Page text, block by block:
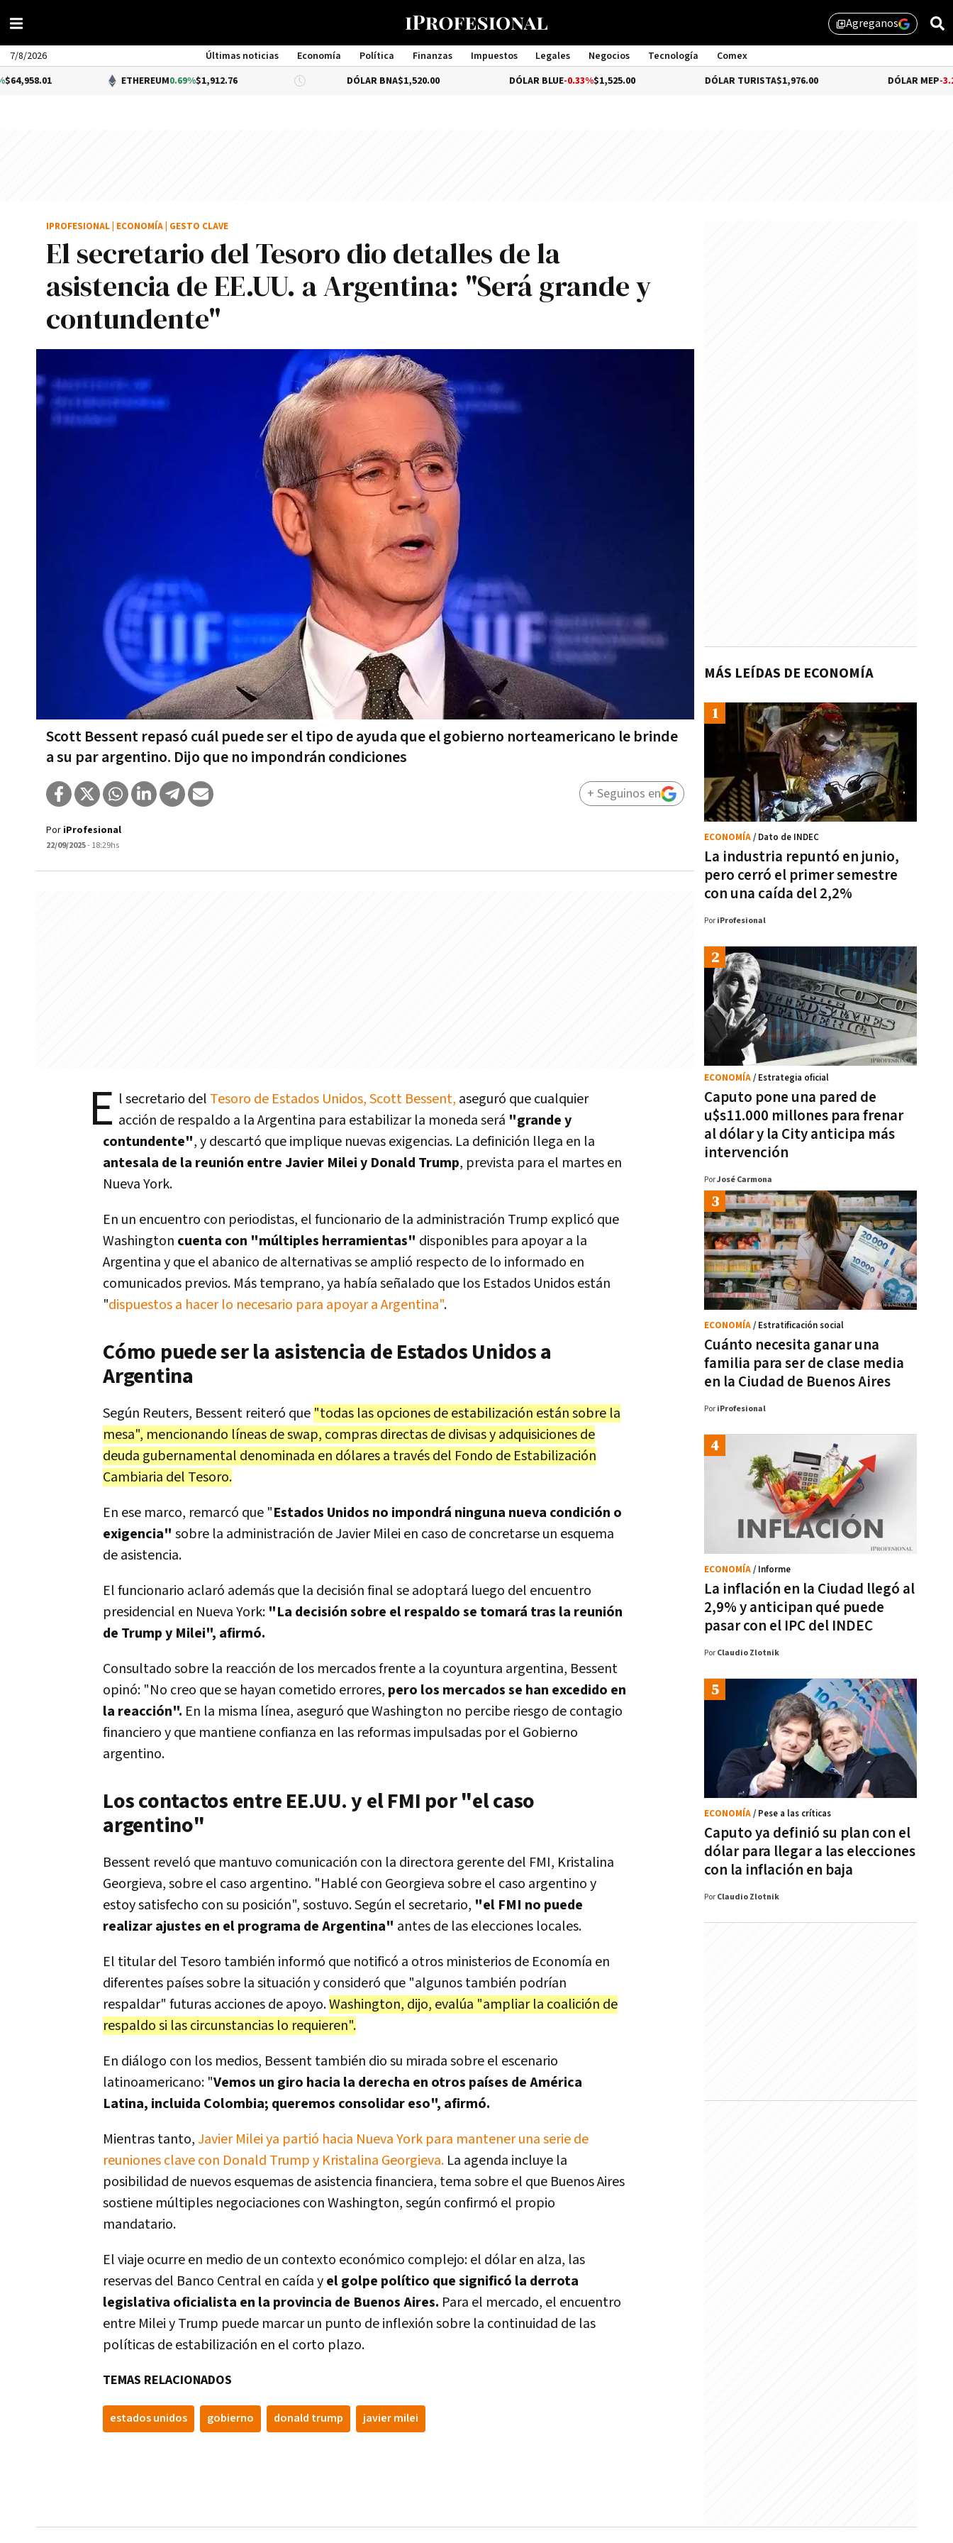
library_addAgreganos
7/8/2026 Últimas noticias Economía Política Finanzas Impuestos Legales Negocios Tecnología
Comex
Management
ETHEREUM0.69%$1,912.76 DÓLAR BNA$1,520.00 DÓLAR BLUE-0.33%$1,525.00 DÓLAR TURISTA$1,976.00 DÓLAR MEP-3.28%
El secretario del Tesoro dio detalles de la
asistencia de EE.UU. a Argentina: "Será grande y
contundente"
Scott Bessent repasó cuál puede ser el tipo de ayuda que el gobierno norteamericano le brinde
a su par argentino. Dijo que no impondrán condiciones
IPROFESIONAL ECONOMÍA GESTO CLAVE
Por iProfesional
22/09/2025- 18:29hs
+ Seguinos en
E l secretario del Tesoro de Estados Unidos, Scott Bessent, aseguró que cualquier
acción de respaldo a la Argentina para estabilizar la moneda será "grande y
contundente", y descartó que implique nuevas exigencias. La definición llega en la
antesala de la reunión entre Javier Milei y Donald Trump, prevista para el martes en
Nueva York.
En un encuentro con periodistas, el funcionario de la administración Trump explicó que
Washington cuenta con "múltiples herramientas" disponibles para apoyar a la
Argentina y que el abanico de alternativas se amplió respecto de lo informado en
comunicados previos. Más temprano, ya había señalado que los Estados Unidos están
"dispuestos a hacer lo necesario para apoyar a Argentina".
Cómo puede ser la asistencia de Estados Unidos a
Argentina
Según Reuters, Bessent reiteró que "todas las opciones de estabilización están sobre la
mesa", mencionando líneas de swap, compras directas de divisas y adquisiciones de
deuda gubernamental denominada en dólares a través del Fondo de Estabilización
Cambiaria del Tesoro.
En ese marco, remarcó que "Estados Unidos no impondrá ninguna nueva condición o
exigencia" sobre la administración de Javier Milei en caso de concretarse un esquema
de asistencia.
El funcionario aclaró además que la decisión final se adoptará luego del encuentro
presidencial en Nueva York: "La decisión sobre el respaldo se tomará tras la reunión
de Trump y Milei", afirmó.
Consultado sobre la reacción de los mercados frente a la coyuntura argentina, Bessent
opinó: "No creo que se hayan cometido errores, pero los mercados se han excedido en
la reacción". En la misma línea, aseguró que Washington no percibe riesgo de contagio
financiero y que mantiene confianza en las reformas impulsadas por el Gobierno
argentino.
Los contactos entre EE.UU. y el FMI por "el caso
argentino"
Bessent reveló que mantuvo comunicación con la directora gerente del FMI, Kristalina
Georgieva, sobre el caso argentino. "Hablé con Georgieva sobre el caso argentino y
estoy satisfecho con su posición", sostuvo. Según el secretario, "el FMI no puede
realizar ajustes en el programa de Argentina" antes de las elecciones locales.
El titular del Tesoro también informó que notificó a otros ministerios de Economía en
diferentes países sobre la situación y consideró que "algunos también podrían
respaldar" futuras acciones de apoyo.Washington, dijo, evalúa "ampliar la coalición de
respaldo si las circunstancias lo requieren".
En diálogo con los medios, Bessent también dio su mirada sobre el escenario
latinoamericano: "Vemos un giro hacia la derecha en otros países de América
Latina, incluida Colombia; queremos consolidar eso", afirmó.
Mientras tanto,Javier Milei ya partió hacia Nueva York para mantener una serie de
reuniones clave con Donald Trump y Kristalina Georgieva. La agenda incluye la
posibilidad de nuevos esquemas de asistencia financiera, tema sobre el que Buenos Aires
sostiene múltiples negociaciones con Washington, según confirmó el propio
mandatario.
El viaje ocurre en medio de un contexto económico complejo: el dólar en alza, las
reservas del Banco Central en caída yel golpe político que significó la derrota
legislativa oficialista en la provincia de Buenos Aires. Para el mercado, el encuentro
entre Milei y Trump puede marcar un punto de inflexión sobre la continuidad de las
políticas de estabilización en el corto plazo.
TEMAS RELACIONADOS
estados unidos gobierno donald trump javier milei
MÁS LEÍDAS DE ECONOMÍA
La industria repuntó en junio,
pero cerró el primer semestre
con una caída del 2,2%
ECONOMÍA/ Dato de INDEC
Por iProfesional
Caputo pone una pared de
u$s11.000 millones para frenar
al dólar y la City anticipa más
intervención
ECONOMÍA/ Estrategia oficial
PorJosé Carmona
Cuánto necesita ganar una
familia para ser de clase media
en la Ciudad de Buenos Aires
ECONOMÍA/ Estratificación social
Por iProfesional
La inflación en la Ciudad llegó al
2,9% y anticipan qué puede
pasar con el IPC del INDEC
ECONOMÍA/ Informe
Por Claudio Zlotnik
Caputo ya definió su plan con el
dólar para llegar a las elecciones
con la inflación en baja
ECONOMÍA/ Pese a las críticas
Por Claudio Zlotnik